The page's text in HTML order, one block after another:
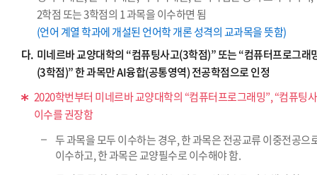
2학점 또는 3학점의 1 과목을 이수하면 됨
(언어 계열 학과에 개설된 언어학 개론 성격의 교과목을 뜻함)
다. 미네르바 교양대학의 “컴퓨팅사고(3학점)” 또는 “컴퓨터프로그래
(3학점)” 한 과목만 AI융합(공통영역) 전공학점으로 인정
2020학번부터 미네르바 교양대학의 “컴퓨터프로그래밍”, “컴퓨팅
이수를 권장함
두 과목을 모두 이수하는 경우, 한 과목은 전공교류 이중전공으
이수하고, 한 과목은 교양필수로 이수해야 함.